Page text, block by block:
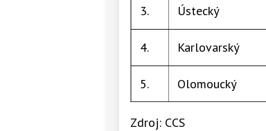
10. Moravskoslezský
11. Zlínský
12. Vysočina
13. Praha
3. Ústecký
4. Karlovarský
5. Olomoucký
6. Plzeňský
Zdroj: CCS